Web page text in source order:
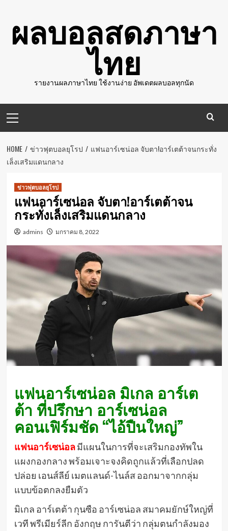
contentผลบอลสดภาษา
ไทย
รายงานผลภาษาไทย ใช้งานง่าย อัพเดตผลบอลทุกนัด
Menu
HOME ข่าวฟุตบอลยุโรป
แฟนอาร์เซน่อล จับตา!อาร์เตต้าจนกระทั่ง
เล็งเสริมแดนกลาง
ข่าวฟุตบอลยุโรป
แฟนอาร์เซน่อล จับตา!อาร์เตต้าจน
กระทั่งเล็งเสริมแดนกลาง
admins มกราคม 8, 2022
แฟนอาร์เซน่อล มิเกล อาร์เต
ต้า ที่ปรึกษา อาร์เซน่อล
คอนเฟิร์มชัด “ไอ้ปืนใหญ่”
แฟนอาร์เซน่อลมีแผนในการที่จะเสริมกองทัพใน
แผงกองกลาง พร้อมเจาะจงคิดถูกแล้วที่เลือกปลด
ปล่อย เอนส์ลีย์ เมตแลนด์-ไนล์ส ออกมาจากกลุ่ม
แบบข้อตกลงยืมตัว
มิเกล อาร์เตต้า กุนซือ อาร์เซน่อล สมาคมยักษ์ใหญ่ที่
เวที พรีเมียร์ลีก อังกฤษ การันตีว่า กลุ่มตนกำลังมอง